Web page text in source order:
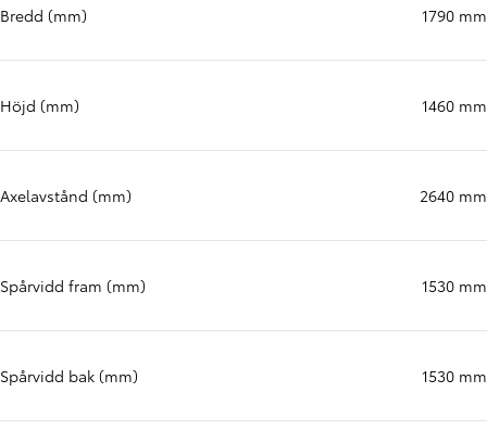
Bredd (mm) 1790 mm
Höjd (mm) 1460 mm
Axelavstånd (mm) 2640 mm
Spårvidd fram (mm) 1530 mm
Spårvidd bak (mm) 1530 mm